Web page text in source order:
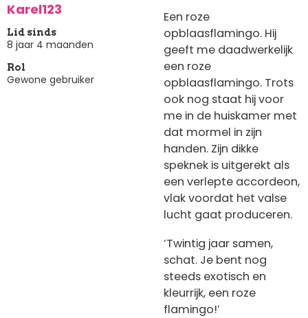
Karel123
Lid sinds
8 jaar 4 maanden
Rol
Gewone gebruiker
Een roze
opblaasflamingo. Hij
geeft me daadwerkelijk
een roze
opblaasflamingo. Trots
ook nog staat hij voor
me in de huiskamer met
dat mormel in zijn
handen. Zijn dikke
speknek is uitgerekt als
een verlepte accordeon,
vlak voordat het valse
lucht gaat produceren.
‘Twintig jaar samen,
schat. Je bent nog
steeds exotisch en
kleurrijk, een roze
flamingo!’